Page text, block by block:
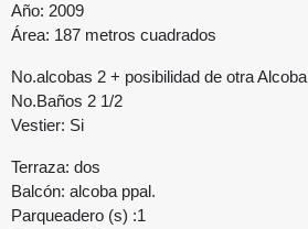
Año: 2009
Área: 187 metros cuadrados
No.alcobas 2 + posibilidad de otra Alcoba
No.Baños 2 1/2
Vestier: Si
Terraza: dos
Balcón: alcoba ppal.
Parqueadero (s) :1